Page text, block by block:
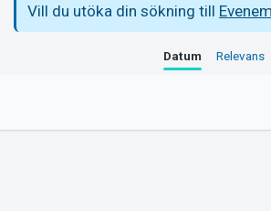
Vill du utöka din sökning till
Datum Relevans